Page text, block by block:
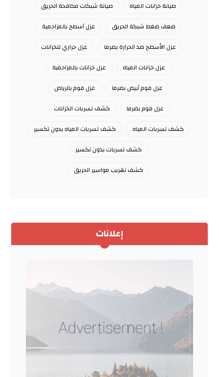
صيانة خزانات المياه
صيانة شبكات مكافحة الحريق
ضعف ضغط شبكة الحريق
عزل أسطح بالمزاحمية
عزل الأسطح ضد الحرارة بضرما
عزل حراري للخزانات
عزل خزانات المياه
عزل خزانات بالمزاحمية
عزل فوم أبيض بضرما
عزل فوم بالرياض
عزل فوم بضرما
كشف تسربات الخزانات
كشف تسربات المياه
كشف تسربات المياه بدون تكسير
كشف تسربات بدون تكسير
كشف تهريب مواسير الحريق
إعلانات